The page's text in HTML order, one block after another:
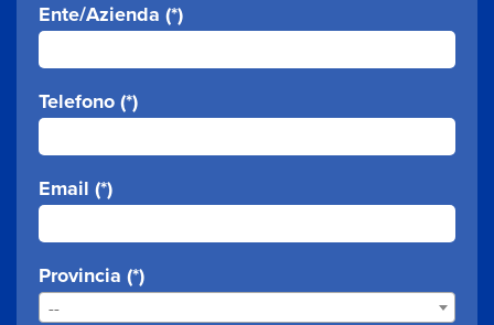
Ente/Azienda (*)
Telefono (*)
Email (*)
Provincia (*)
--